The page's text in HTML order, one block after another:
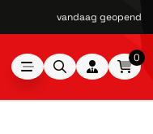
vandaag geopend
0